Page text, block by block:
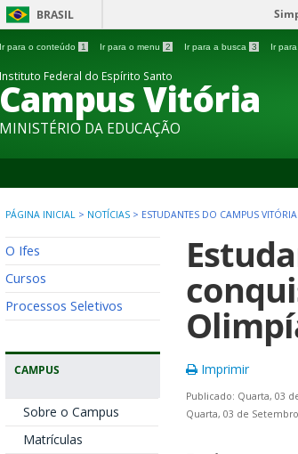
BRASIL
Ir para o conteúdo 1 Ir para o menu 2 Ir para a busca 3 Ir
Instituto Federal do Espírito Santo
Campus Vitória
MINISTÉRIO DA EDUCAÇÃO
PÁGINA INICIAL > NOTÍCIAS > ESTUDANTES DO CAMPUS
O Ifes
Cursos
Processos Seletivos
CAMPUS
Sobre o Campus
Matrículas
Imprimir
Publicado: Quarta, 03
Quarta, 03 de